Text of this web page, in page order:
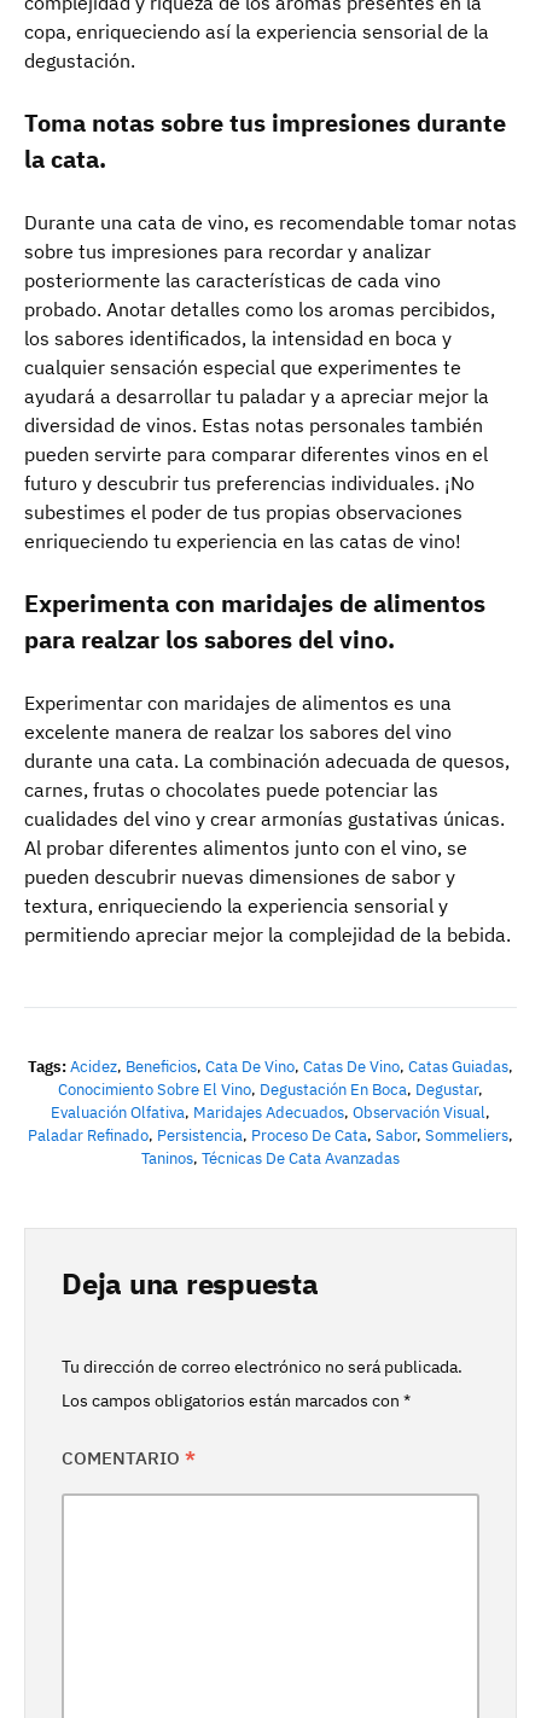
copa, enriqueciendo así la experiencia sensorial de la
degustación.
Toma notas sobre tus impresiones durante
la cata.
Durante una cata de vino, es recomendable tomar notas
sobre tus impresiones para recordar y analizar
posteriormente las características de cada vino
probado. Anotar detalles como los aromas percibidos,
los sabores identificados, la intensidad en boca y
cualquier sensación especial que experimentes te
ayudará a desarrollar tu paladar y a apreciar mejor la
diversidad de vinos. Estas notas personales también
pueden servirte para comparar diferentes vinos en el
futuro y descubrir tus preferencias individuales. ¡No
subestimes el poder de tus propias observaciones
enriqueciendo tu experiencia en las catas de vino!
Experimenta con maridajes de alimentos
para realzar los sabores del vino.
Experimentar con maridajes de alimentos es una
excelente manera de realzar los sabores del vino
durante una cata. La combinación adecuada de quesos,
carnes, frutas o chocolates puede potenciar las
cualidades del vino y crear armonías gustativas únicas.
Al probar diferentes alimentos junto con el vino, se
pueden descubrir nuevas dimensiones de sabor y
textura, enriqueciendo la experiencia sensorial y
permitiendo apreciar mejor la complejidad de la bebida.
Tags:Acidez, Beneficios, Cata De Vino, Catas De Vino, Catas Guiadas,
Conocimiento Sobre El Vino, Degustación En Boca, Degustar,
Evaluación Olfativa, Maridajes Adecuados, Observación Visual,
Paladar Refinado, Persistencia, Proceso De Cata, Sabor, Sommeliers,
Taninos, Técnicas De Cata Avanzadas
Deja una respuesta
Tu dirección de correo electrónico no será publicada.
Los campos obligatorios están marcados con *
COMENTARIO *